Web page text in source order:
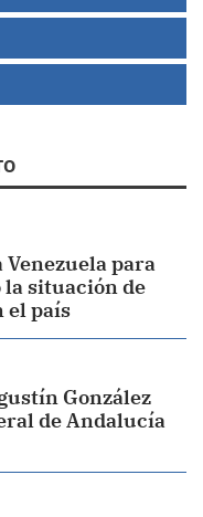
Venezuela para
situación de
el país
González
de Andalucía